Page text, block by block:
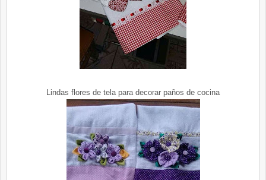
Lindas flores de tela para decorar paños de cocina